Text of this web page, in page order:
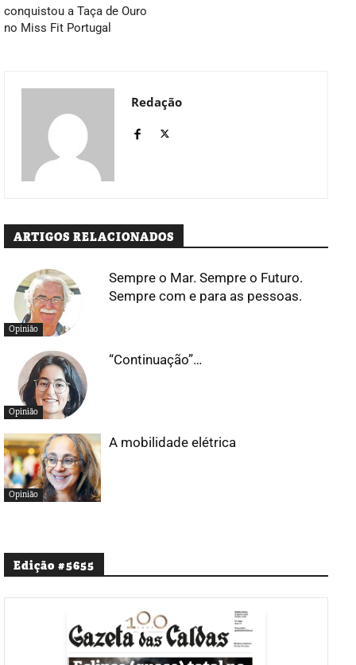
conquistou a Taça de Ouro
no Miss Fit Portugal
Redação
ARTIGOS RELACIONADOS
Opinião
Sempre o Mar. Sempre o Futuro.
Sempre com e para as pessoas.
Opinião
“Continuação”…
Opinião
A mobilidade elétrica
Edição #5655